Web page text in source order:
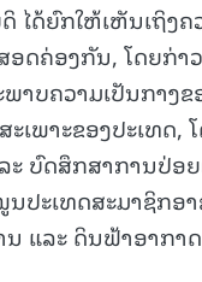
ໄດ້ຍົກໃຫ້ເຫັນເຖິງ
ດຄ່ອງກັນ, ໂດຍກ່າ
າບຄວາມເປັນກາງ
ເພາະຂອງປະເທດ,
ະ ບົດສຶກສາການປ່
ປະເທດສະມາຊິກອ
ແລະ ດິນຟ້າອາກາ